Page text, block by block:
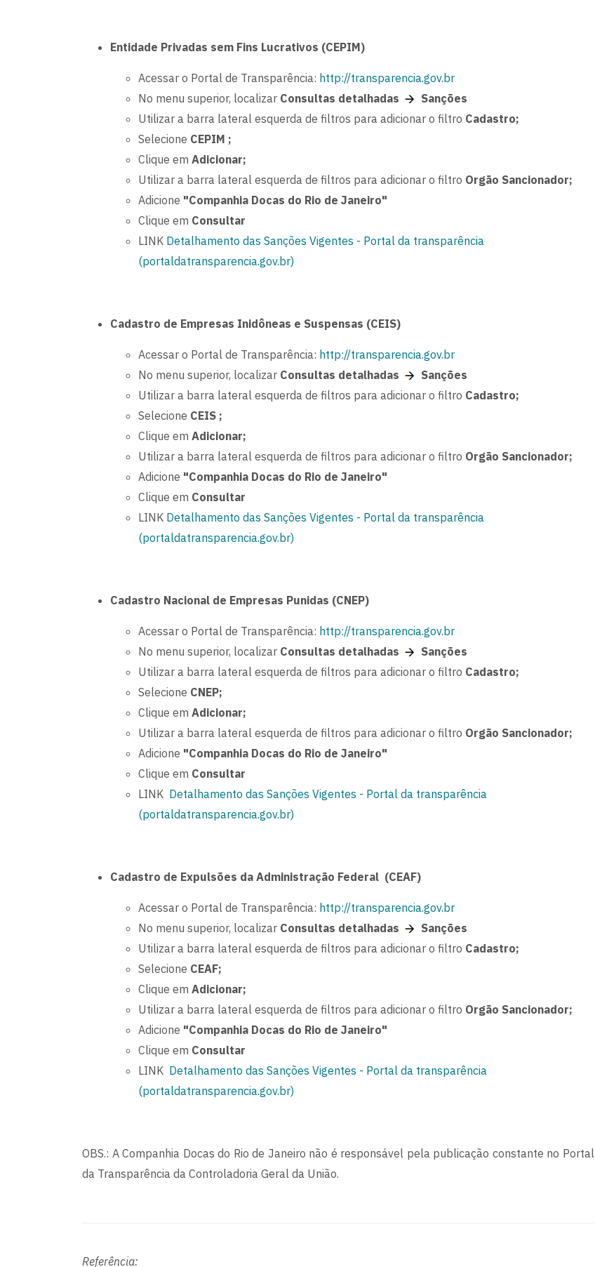
Entidade Privadas sem Fins Lucrativos (CEPIM)
Acessar o Portal de Transparência: http://transparencia.gov.br
No menu superior, localizar Consultas detalhadas
Sanções
Utilizar a barra lateral esquerda de filtros para adicionar o filtro Cadastro;
Selecione CEPIM ;
Clique em Adicionar;
Utilizar a barra lateral esquerda de filtros para adicionar o filtro Orgão Sancionador;
Adicione "Companhia Docas do Rio de Janeiro"
Clique em Consultar
LINK Detalhamento das Sanções Vigentes - Portal da transparência
(portaldatransparencia.gov.br)
Cadastro de Empresas Inidôneas e Suspensas (CEIS)
Acessar o Portal de Transparência: http://transparencia.gov.br
No menu superior, localizar Consultas detalhadas
Sanções
Utilizar a barra lateral esquerda de filtros para adicionar o filtro Cadastro;
Selecione CEIS ;
Clique em Adicionar;
Utilizar a barra lateral esquerda de filtros para adicionar o filtro Orgão Sancionador;
Adicione "Companhia Docas do Rio de Janeiro"
Clique em Consultar
LINK Detalhamento das Sanções Vigentes - Portal da transparência
(portaldatransparencia.gov.br)
Cadastro Nacional de Empresas Punidas (CNEP)
Acessar o Portal de Transparência: http://transparencia.gov.br
No menu superior, localizar Consultas detalhadas
Sanções
Utilizar a barra lateral esquerda de filtros para adicionar o filtro Cadastro;
Selecione CNEP;
Clique em Adicionar;
Utilizar a barra lateral esquerda de filtros para adicionar o filtro Orgão Sancionador;
Adicione "Companhia Docas do Rio de Janeiro"
Clique em Consultar
LINK Detalhamento das Sanções Vigentes - Portal da transparência
(portaldatransparencia.gov.br)
Cadastro de Expulsões da Administração Federal (CEAF)
Acessar o Portal de Transparência: http://transparencia.gov.br
No menu superior, localizar Consultas detalhadas
Sanções
Utilizar a barra lateral esquerda de filtros para adicionar o filtro Cadastro;
Selecione CEAF;
Clique em Adicionar;
Utilizar a barra lateral esquerda de filtros para adicionar o filtro Orgão Sancionador;
Adicione "Companhia Docas do Rio de Janeiro"
Clique em Consultar
LINK Detalhamento das Sanções Vigentes - Portal da transparência
(portaldatransparencia.gov.br)
OBS.: A Companhia Docas do Rio de Janeiro não é responsável pela publicação constante no Portal
da Transparência da Controladoria Geral da União.
Referência: